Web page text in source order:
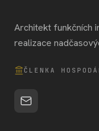
Architekt funkčních
realizace
ČLENKA